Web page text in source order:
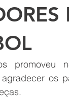
promoveu
os